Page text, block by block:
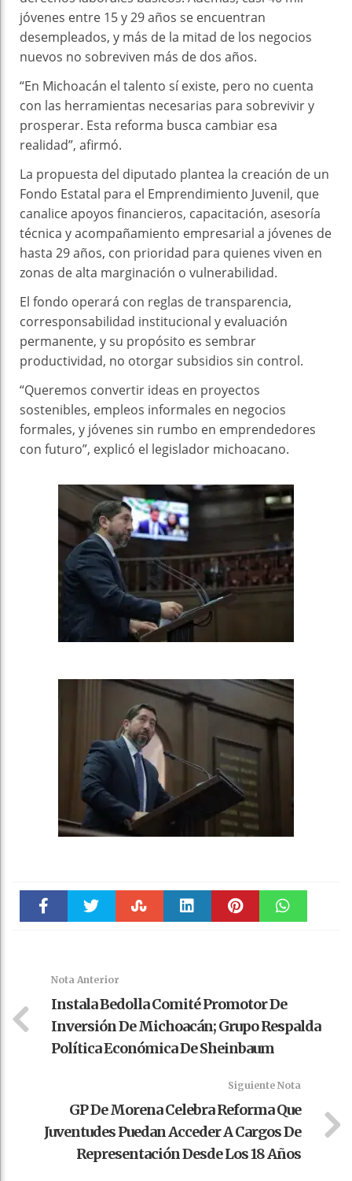
jóvenes entre 15 y 29 años se encuentran
desempleados, y más de la mitad de los negocios
nuevos no sobreviven más de dos años.
“En Michoacán el talento sí existe, pero no cuenta
con las herramientas necesarias para sobrevivir y
prosperar. Esta reforma busca cambiar esa
realidad”, afirmó.
La propuesta del diputado plantea la creación de un
Fondo Estatal para el Emprendimiento Juvenil, que
canalice apoyos financieros, capacitación, asesoría
técnica y acompañamiento empresarial a jóvenes de
hasta 29 años, con prioridad para quienes viven en
zonas de alta marginación o vulnerabilidad.
El fondo operará con reglas de transparencia,
corresponsabilidad institucional y evaluación
permanente, y su propósito es sembrar
productividad, no otorgar subsidios sin control.
“Queremos convertir ideas en proyectos
sostenibles, empleos informales en negocios
formales, y jóvenes sin rumbo en emprendedores
con futuro”, explicó el legislador michoacano.
Nota Anterior
Instala Bedolla Comité Promotor De
Inversión De Michoacán; Grupo Respalda
Política Económica De Sheinbaum
Siguiente Nota
GP De Morena Celebra Reforma Que
Juventudes Puedan Acceder A Cargos De
Representación Desde Los 18 Años